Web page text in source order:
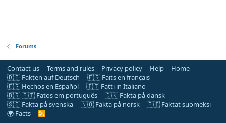
Forums
Contact us Terms and rules Privacy policy Help
Home
🇩🇪 Fakten auf Deutsch
🇫🇷 Faits en français
🇪🇸 Hechos en Español
🇮🇹 Fatti in Italiano
🇧🇷 🇵🇹 Fatos em português
🇩🇰 Fakta på dansk
🇸🇪 Fakta på svenska
🇳🇴 Fakta på norsk
🇫🇮 Faktat suomeksi
🌍 Facts
R